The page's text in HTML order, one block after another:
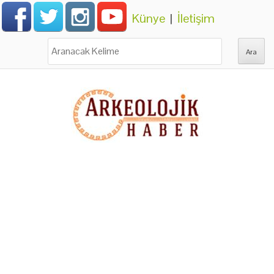
Künye | İletişim